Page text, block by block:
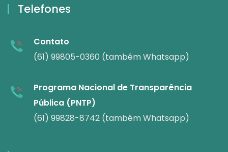
Telefones
Contato
(61) 99805-0360 (também Whatsapp)
Programa Nacional de Transparência
Pública (PNTP)
(61) 99828-8742 (também Whatsapp)